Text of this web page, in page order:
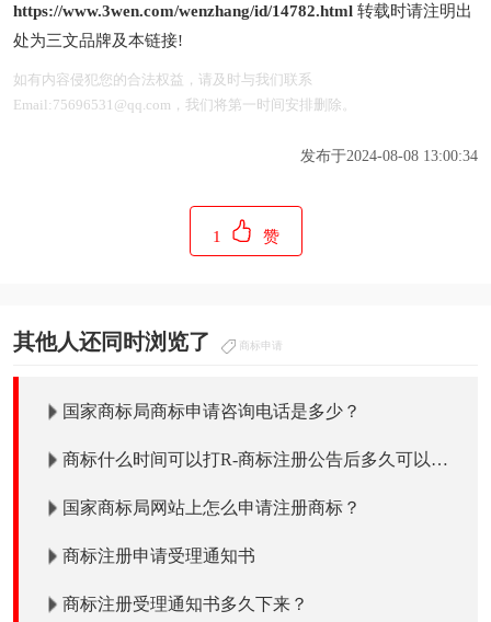
https://www.3wen.com/wenzhang/id/14782.html 转载时请注明出
处为三文品牌及本链接!
如有内容侵犯您的合法权益，请及时与我们联系
Email:75696531@qq.com，我们将第一时间安排删除。
发布于2024-08-08 13:00:34
1 赞
其他人还同时浏览了 商标申请
国家商标局商标申请咨询电话是多少？
商标什么时间可以打R-商标注册公告后多久可以打
国家商标局网站上怎么申请注册商标？
商标注册申请受理通知书
商标注册受理通知书多久下来？